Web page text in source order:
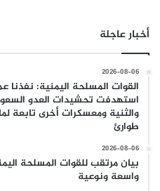
أخبار عاجلة
2026-08-06
القوات المسلحة اليمنية:
استهدفت تحشيدات العدو
والثنية ومعسكرات أخرى تابعة
طوارئ
2026-08-06
بيان مرتقب للقوات المسلحة
واسعة ونوعية